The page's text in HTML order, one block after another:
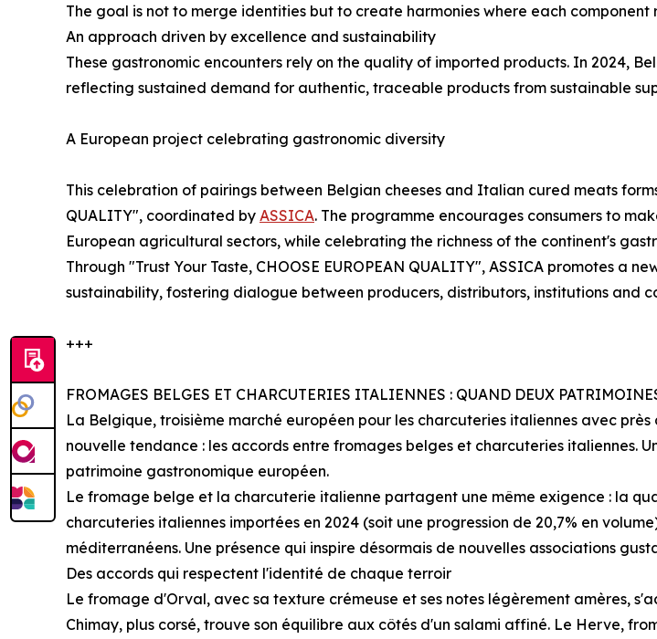
The goal is not to merge identities but to create harmonies where each component
An approach driven by excellence and sustainability
These gastronomic encounters rely on the quality of imported products. In 2024,
reflecting sustained demand for authentic, traceable products from sustainable
A European project celebrating gastronomic diversity
This celebration of pairings between Belgian cheeses and Italian cured meats
QUALITY", coordinated by ASSICA. The programme encourages consumers to
European agricultural sectors, while celebrating the richness of the continent's
Through "Trust Your Taste, CHOOSE EUROPEAN QUALITY", ASSICA promotes a
sustainability, fostering dialogue between producers, distributors, institutions and
+++
FROMAGES BELGES ET CHARCUTERIES ITALIENNES : QUAND DEUX
La Belgique, troisième marché européen pour les charcuteries italiennes avec
nouvelle tendance : les accords entre fromages belges et charcuteries italiennes.
patrimoine gastronomique européen.
Le fromage belge et la charcuterie italienne partagent une même exigence : la
charcuteries italiennes importées en 2024 (soit une progression de 20,7% en
méditerranéens. Une présence qui inspire désormais de nouvelles associations
Des accords qui respectent l'identité de chaque terroir
Le fromage d'Orval, avec sa texture crémeuse et ses notes légèrement amères,
Chimay, plus corsé, trouve son équilibre aux côtés d'un salami affiné. Le Herve,